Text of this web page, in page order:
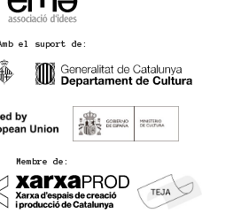
el suport de:
Membre de: